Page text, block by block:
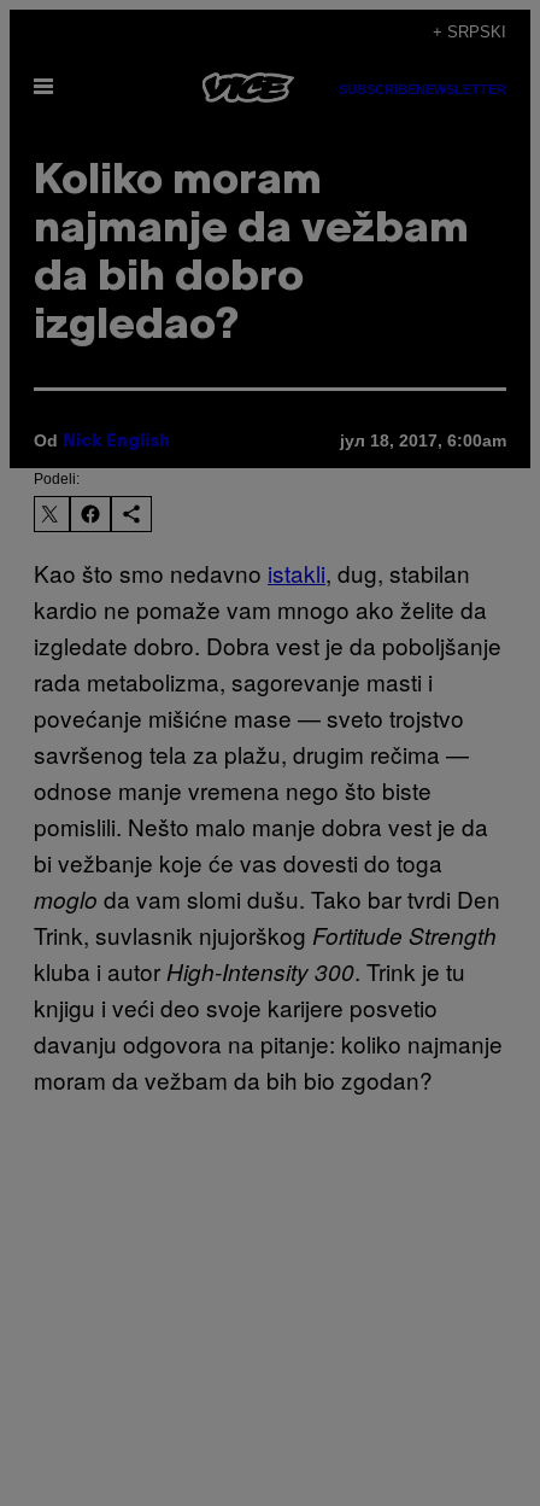
садржај
+ SRPSKI
Otvori
SUBSCRIBENEWSLETTER
Koliko moram
najmanje da vežbam
da bih dobro
izgledao?
Od Nick English јул 18, 2017, 6:00am
Podeli:
Kao što smo nedavno istakli, dug, stabilan
kardio ne pomaže vam mnogo ako želite da
izgledate dobro. Dobra vest je da poboljšanje
rada metabolizma, sagorevanje masti i
povećanje mišićne mase — sveto trojstvo
savršenog tela za plažu, drugim rečima —
odnose manje vremena nego što biste
pomislili. Nešto malo manje dobra vest je da
bi vežbanje koje će vas dovesti do toga
moglo da vam slomi dušu. Tako bar tvrdi Den
Trink, suvlasnik njujorškog Fortitude Strength
kluba i autor High-Intensity 300. Trink je tu
knjigu i veći deo svoje karijere posvetio
davanju odgovora na pitanje: koliko najmanje
moram da vežbam da bih bio zgodan?